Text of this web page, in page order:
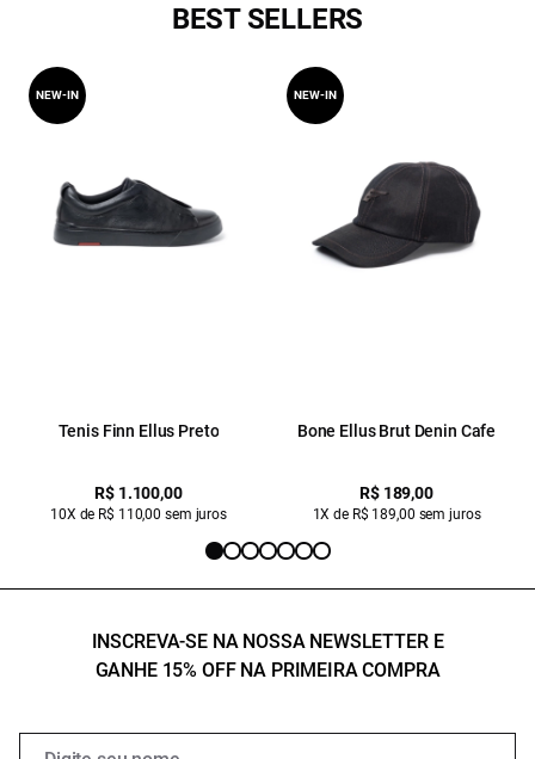
BEST SELLERS
Tenis Finn Ellus Preto
R$ 1.100,00
10X de R$ 110,00 sem juros
NEW-IN
Bone Ellus Brut Denin Cafe
R$ 189,00
1X de R$ 189,00 sem juros
NEW-IN
INSCREVA-SE NA NOSSA NEWSLETTER E
GANHE 15% OFF NA PRIMEIRA COMPRA